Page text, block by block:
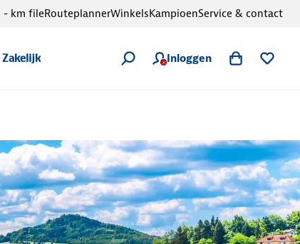
Zakelijk Inloggen
- km fileRouteplannerWinkelsKampioenService & contact